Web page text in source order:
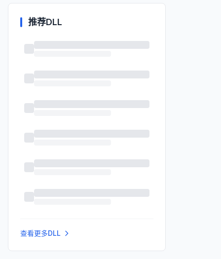
推荐DLL
查看更多DLL